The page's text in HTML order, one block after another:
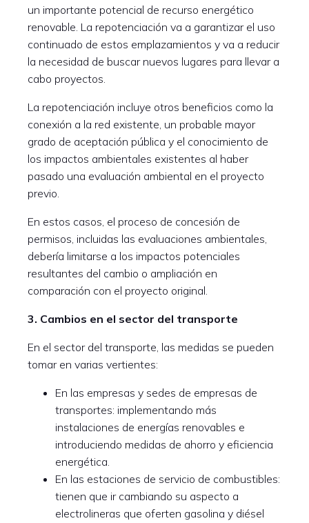
un importante potencial de recurso energético
renovable. La repotenciación va a garantizar el uso
continuado de estos emplazamientos y va a reducir
la necesidad de buscar nuevos lugares para llevar a
cabo proyectos.
La repotenciación incluye otros beneficios como la
conexión a la red existente, un probable mayor
grado de aceptación pública y el conocimiento de
los impactos ambientales existentes al haber
pasado una evaluación ambiental en el proyecto
previo.
En estos casos, el proceso de concesión de
permisos, incluidas las evaluaciones ambientales,
debería limitarse a los impactos potenciales
resultantes del cambio o ampliación en
comparación con el proyecto original.
3. Cambios en el sector del transporte
En el sector del transporte, las medidas se pueden
tomar en varias vertientes:
En las empresas y sedes de empresas de
transportes: implementando más
instalaciones de energías renovables e
introduciendo medidas de ahorro y eficiencia
energética.
En las estaciones de servicio de combustibles:
tienen que ir cambiando su aspecto a
electrolineras que oferten gasolina y diésel